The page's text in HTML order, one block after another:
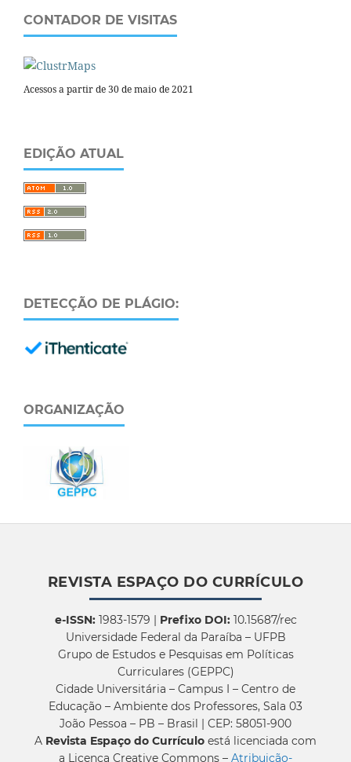
CONTADOR DE VISITAS
Acessos a partir de 30 de maio de 2021
EDIÇÃO ATUAL
DETECÇÃO DE PLÁGIO:
ORGANIZAÇÃO
REVISTA ESPAÇO DO CURRÍCULO
e-ISSN:1983-1579 | Prefixo DOI:10.15687/rec
Universidade Federal da Paraíba – UFPB
Grupo de Estudos e Pesquisas em Políticas
Curriculares (GEPPC)
Cidade Universitária – Campus I – Centro de
Educação – Ambiente dos Professores, Sala 03
João Pessoa – PB – Brasil | CEP: 58051-900
A Revista Espaço do Currículo está licenciada com
a Licença Creative Commons – Atribuição-